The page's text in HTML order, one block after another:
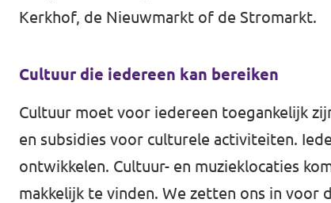
Gemeenteraadsverkiezingen 2026
Doneer
Voor leden
Kerkhof, de Nieuwmarkt of de Stromarkt.
Cultuur die iedereen kan bereiken
Cultuur moet voor iedereen toegankelijk
en subsidies voor culturele activiteiten.
ontwikkelen. Cultuur- en muzieklocaties
makkelijk te vinden. We zetten ons in